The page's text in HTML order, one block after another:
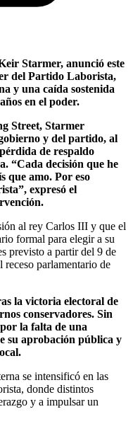
Starmer, anunció este
del Partido Laborista,
y una caída sostenida
en el poder.
Street, Starmer
y del partido, al
de respaldo
“Cada decisión que he
que amo. Por eso
expresó el
al rey Carlos III y que el
formal para elegir a su
previsto a partir del 9 de
parlamentario de
la victoria electoral de
conservadores. Sin
la falta de una
su aprobación pública y
se intensificó en las
donde distintos
y a impulsar un